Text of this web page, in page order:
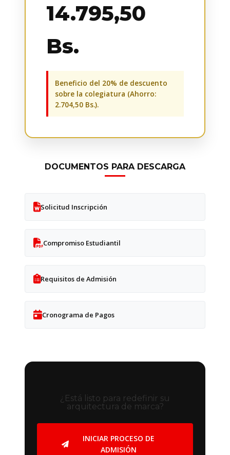
14.795,50
Bs.
Beneficio del 20% de descuento
sobre la colegiatura (Ahorro:
2.704,50 Bs.).
DOCUMENTOS PARA DESCARGA
Solicitud Inscripción
Compromiso Estudiantil
Requisitos de Admisión
Cronograma de Pagos
¿Está listo para redefinir su
arquitectura de marca?
INICIAR PROCESO DE
ADMISIÓN